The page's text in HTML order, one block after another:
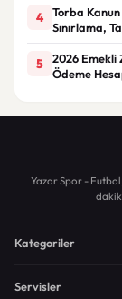
4
Torba
Sınırlama,
5
2026 Emekli
Ödeme
Yazar Spor -
Kategoriler
Servisler